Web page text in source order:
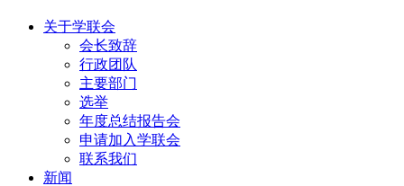
关于学联会
会长致辞
行政团队
主要部门
选举
年度总结报告会
申请加入学联会
联系我们
新闻